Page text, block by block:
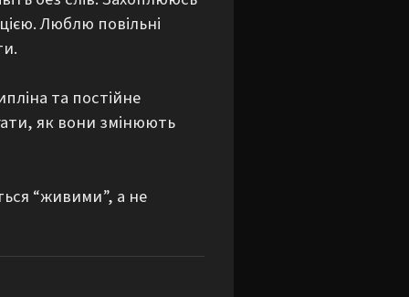
Люблю повільні
та постійне
як вони змінюють
“живими”, а не